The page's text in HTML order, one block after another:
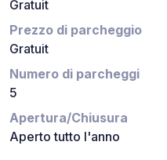
Gratuit
Prezzo di parcheggio
Gratuit
Numero di parcheggi
5
Apertura/Chiusura
Aperto tutto l'anno